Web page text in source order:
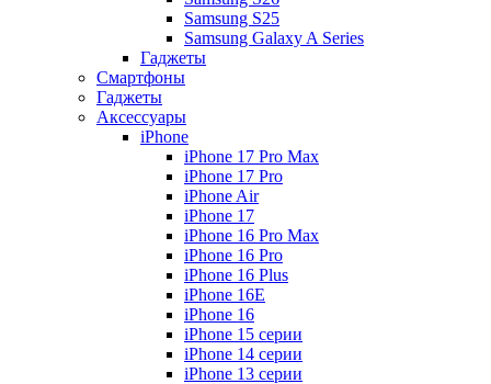
Samsung S25
Samsung Galaxy A Series
Гаджеты
Смартфоны
Гаджеты
Аксессуары
iPhone
iPhone 17 Pro Max
iPhone 17 Pro
iPhone Air
iPhone 17
iPhone 16 Pro Max
iPhone 16 Pro
iPhone 16 Plus
iPhone 16E
iPhone 16
iPhone 15 серии
iPhone 14 серии
iPhone 13 серии